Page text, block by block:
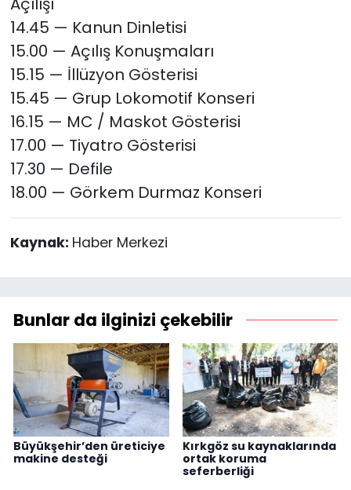
14.45 — Kanun Dinletisi
15.00 — Açılış Konuşmaları
15.15 — İllüzyon Gösterisi
15.45 — Grup Lokomotif Konseri
16.15 — MC / Maskot Gösterisi
17.00 — Tiyatro Gösterisi
17.30 — Defile
18.00 — Görkem Durmaz Konseri
Kaynak: Haber Merkezi
Bunlar da ilginizi çekebilir
Büyükşehir’den üreticiye
makine desteği
Kırkgöz su kaynaklarında
ortak koruma
seferberliği